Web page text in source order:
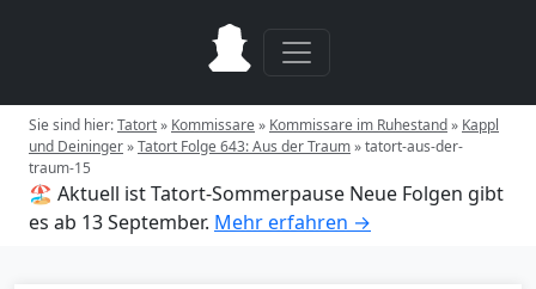
Sie sind hier:Tatort» Kommissare» Kommissare im Ruhestand» Kappl
und Deininger»Tatort Folge 643: Aus der Traum»tatort-aus-der-
traum-15
🏖️ Aktuell ist Tatort-Sommerpause Neue Folgen gibt
es ab 13 September. Mehr erfahren →